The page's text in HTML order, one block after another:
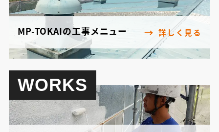
MP-TOKAIの工事メニュー 詳しく見る
WORKS